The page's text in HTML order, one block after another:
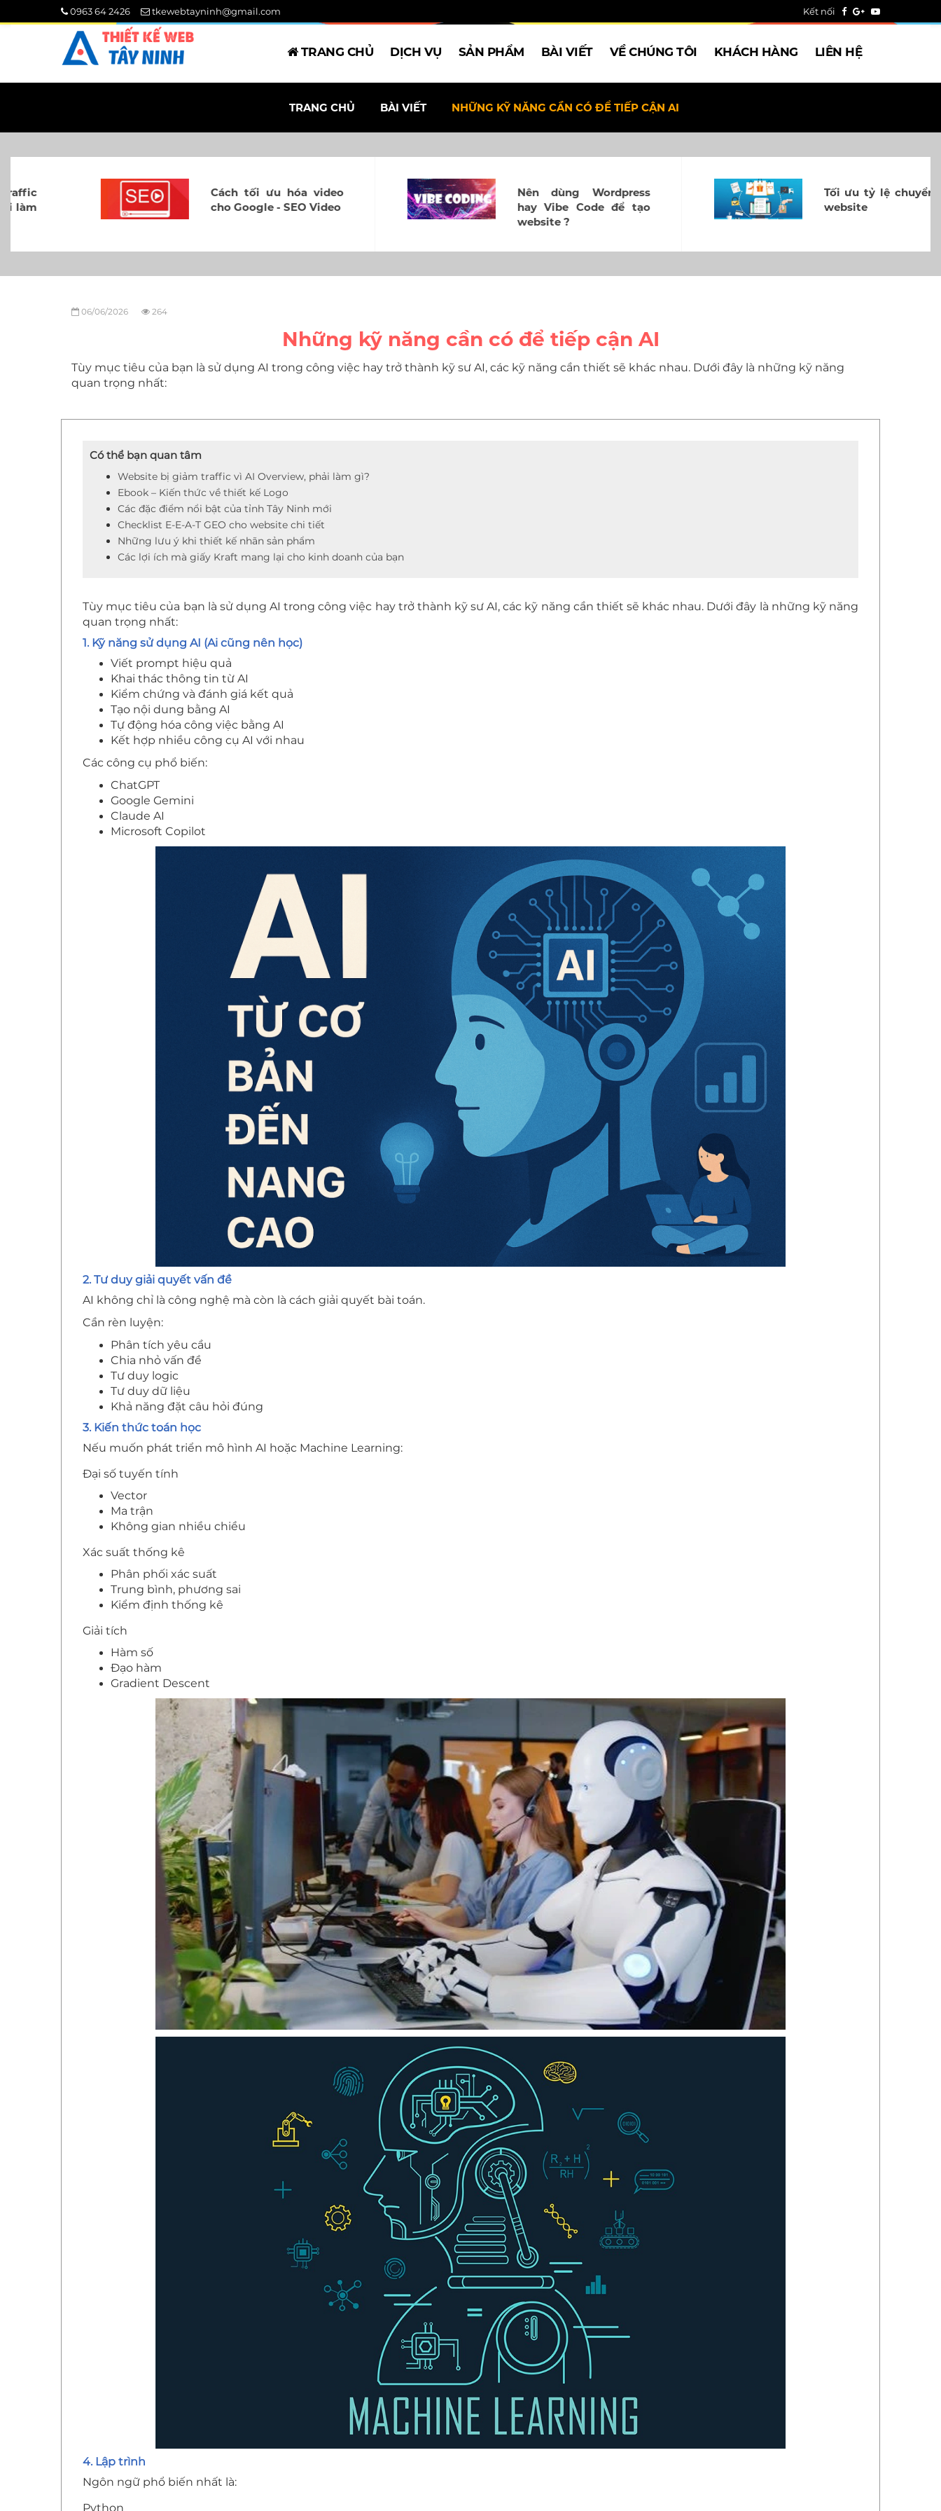
0963 64 2426 tkewebtayninh@gmail.com Kết nối
TRANG CHỦ DỊCH VỤ SẢN PHẨM BÀI VIẾT VỀ CHÚNG TÔI KHÁCH HÀNG LIÊN HỆ
TRANG CHỦ BÀI VIẾT NHỮNG KỸ NĂNG CẦN CÓ ĐỂ TIẾP CẬN AI
Cách tối ưu hóa video
cho Google - SEO Video
Nên dùng Wordpress
hay Vibe Code để tạo
website ?
Tối ưu tỷ lệ chuyển đổi
website
06/06/2026 264
Những kỹ năng cần có để tiếp cận AI
Tùy mục tiêu của bạn là sử dụng AI trong công việc hay trở thành kỹ sư AI, các kỹ năng cần thiết sẽ khác nhau. Dưới đây là những kỹ năng
quan trọng nhất:
Có thể bạn quan tâm
Website bị giảm traffic vì AI Overview, phải làm gì?
Ebook – Kiến thức về thiết kế Logo
Các đặc điểm nổi bật của tỉnh Tây Ninh mới
Checklist E-E-A-T GEO cho website chi tiết
Những lưu ý khi thiết kế nhãn sản phẩm
Các lợi ích mà giấy Kraft mang lại cho kinh doanh của bạn
Tùy mục tiêu của bạn là sử dụng AI trong công việc hay trở thành kỹ sư AI, các kỹ năng cần thiết sẽ khác nhau. Dưới đây là những kỹ năng
quan trọng nhất:
1. Kỹ năng sử dụng AI (Ai cũng nên học)
Viết prompt hiệu quả
Khai thác thông tin từ AI
Kiểm chứng và đánh giá kết quả
Tạo nội dung bằng AI
Tự động hóa công việc bằng AI
Kết hợp nhiều công cụ AI với nhau
Các công cụ phổ biến:
ChatGPT
Google Gemini
Claude AI
Microsoft Copilot
2. Tư duy giải quyết vấn đề
AI không chỉ là công nghệ mà còn là cách giải quyết bài toán.
Cần rèn luyện:
Phân tích yêu cầu
Chia nhỏ vấn đề
Tư duy logic
Tư duy dữ liệu
Khả năng đặt câu hỏi đúng
3. Kiến thức toán học
Nếu muốn phát triển mô hình AI hoặc Machine Learning:
Đại số tuyến tính
Vector
Ma trận
Không gian nhiều chiều
Xác suất thống kê
Phân phối xác suất
Trung bình, phương sai
Kiểm định thống kê
Giải tích
Hàm số
Đạo hàm
Gradient Descent
4. Lập trình
Ngôn ngữ phổ biến nhất là:
Python